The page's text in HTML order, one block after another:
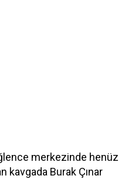
merkezinde henüz
kavgada Burak Çınar